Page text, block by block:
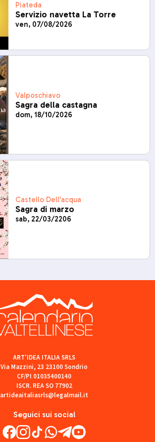
Piateda
Servizio navetta La Torre
ven, 07/08/2026
Valposchiavo
Sagra della castagna
dom, 18/10/2026
Castello Dell'acqua
Sagra di marzo
sab, 22/03/2206
Seguici sui social
ART'IDEA ITALIA SRLS
Via Mazzini, 23 23100 Sondrio
CF/PI 01035400140
ISCR. REA SO 77902
artideaitaliasrls@legalmail.it